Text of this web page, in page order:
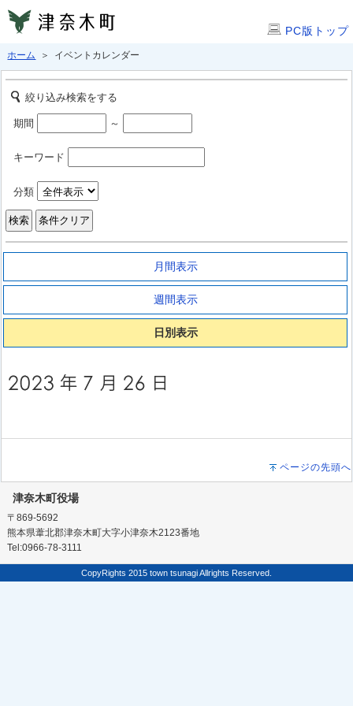
PC版トップ
ホーム ＞ イベントカレンダー
絞り込み検索をする
期間 ～
キーワード
分類
月間表示
週間表示
日別表示
ページの先頭へ
津奈木町役場
〒869-5692
熊本県葦北郡津奈木町大字小津奈木2123番地
Tel:0966-78-3111
CopyRights 2015 town tsunagi Allrights Reserved.